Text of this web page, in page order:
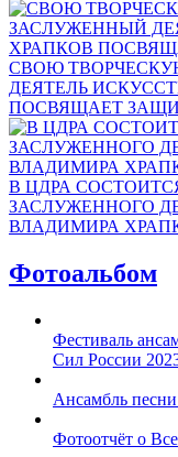
СВОЮ
ДЕЯТЕЛЬ
ПОСВЯЩАЕТ
В ЦДРА
ЗАСЛУЖЕННОГО
ВЛАДИМИРА
Фотоальбом
Фестиваль
Сил России
Ансамбль
Фотоотчёт о